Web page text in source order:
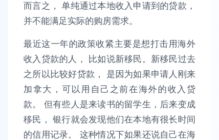
而言之， 单纯通过本地收入申请到的贷款，
并不能满足实际的购房需求。
最近这一年的政策收紧主要是想打击用海外
收入贷款的人， 比如说新移民。新移民过去
之所以比较好贷款， 是因为如果申请人刚来
加拿大，可以用自己之前在海外的收入贷
款。 但有些人是来读书的留学生，后来变成
移民， 银行就会发现他们在本地有很长时间
的信用记录。 这种情况下如果还说自己在海